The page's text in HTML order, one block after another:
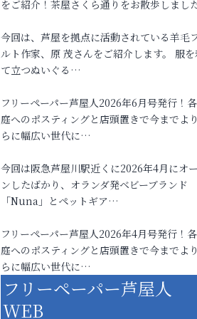
をご紹介！茶屋さくら通りをお散歩しまし
今回は、芦屋を拠点に活動されている羊毛
ルト作家、原 茂さんをご紹介します。 服を
て立つぬいぐる…
フリーペーパー芦屋人2026年6月号発行！
庭へのポスティングと店頭置きで今までよ
らに幅広い世代に…
今回は阪急芦屋川駅近くに2026年4月にオ
ンしたばかり、オランダ発ベビーブランド
「Nuna」とペットギア…
フリーペーパー芦屋人2026年4月号発行！
庭へのポスティングと店頭置きで今までよ
らに幅広い世代に…
フリーペーパー芦屋人
WEB